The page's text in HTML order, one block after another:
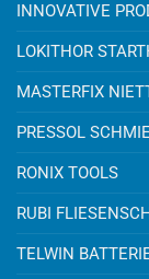
INNOVATIVE
LOKITHOR
MASTERFIX
PRESSOL
RONIX TOOLS
RUBI
TELWIN